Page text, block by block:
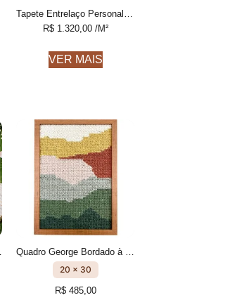
Tapete Entrelaço Personalizável Finas feito à mão, COM FIOS DE PET E ALGODÃO RECICLADO
R$1.320,00/M²
VER MAIS
20 x 30
R$485,00